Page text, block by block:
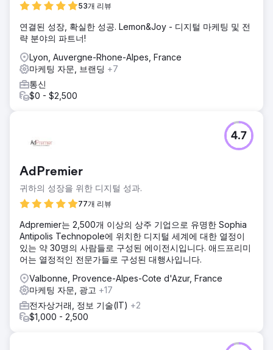
53개 리뷰
연결된 성장, 확실한 성공. Lemon&Joy - 디지털 마케팅 및 전
략 분야의 파트너!
Lyon, Auvergne-Rhone-Alpes, France
마케팅 자문, 브랜딩 +7
통신
$0 - $2,500
AdPremier
귀하의 성장을 위한 디지털 성과.
77개 리뷰
4.7
Adpremier는 2,500개 이상의 상주 기업으로 유명한 Sophia
Antipolis Technopole에 위치한 디지털 세계에 대한 열정이
있는 약 30명의 사람들로 구성된 에이전시입니다. 애드프리미
어는 열정적인 전문가들로 구성된 대행사입니다.
Valbonne, Provence-Alpes-Cote d'Azur, France
마케팅 자문, 광고 +17
전자상거래, 정보 기술(IT) +2
$1,000 - 2,500